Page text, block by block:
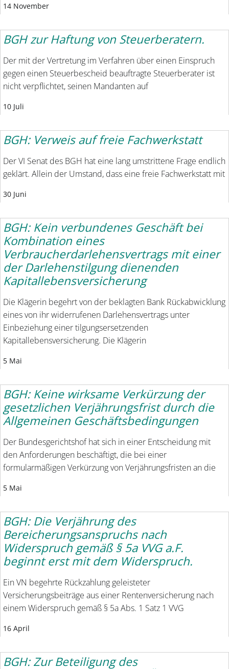
14 November
BGH zur Haftung von Steuerberatern.
Der mit der Vertretung im Verfahren über einen Einspruch
gegen einen Steuerbescheid beauftragte Steuerberater ist
nicht verpflichtet, seinen Mandanten auf
10 Juli
BGH: Verweis auf freie Fachwerkstatt
Der VI Senat des BGH hat eine lang umstrittene Frage endlich
geklärt. Allein der Umstand, dass eine freie Fachwerkstatt mit
30 Juni
BGH: Kein verbundenes Geschäft bei
Kombination eines
Verbraucherdarlehensvertrags mit einer
der Darlehenstilgung dienenden
Kapitallebensversicherung
Die Klägerin begehrt von der beklagten Bank Rückabwicklung
eines von ihr widerrufenen Darlehensvertrags unter
Einbeziehung einer tilgungsersetzenden
Kapitallebensversicherung. Die Klägerin
5 Mai
BGH: Keine wirksame Verkürzung der
gesetzlichen Verjährungsfrist durch die
Allgemeinen Geschäftsbedingungen
Der Bundesgerichtshof hat sich in einer Entscheidung mit
den Anforderungen beschäftigt, die bei einer
formularmäßigen Verkürzung von Verjährungsfristen an die
5 Mai
BGH: Die Verjährung des
Bereicherungsanspruchs nach
Widerspruch gemäß § 5a VVG a.F.
beginnt erst mit dem Widerspruch.
Ein VN begehrte Rückzahlung geleisteter
Versicherungsbeiträge aus einer Rentenversicherung nach
einem Widerspruch gemäß § 5a Abs. 1 Satz 1 VVG
16 April
BGH: Zur Beteiligung des